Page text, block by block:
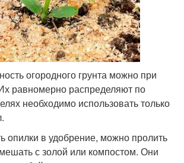
огородного грунта можно при
равномерно распределяют по
необходимо использовать только
опилки в удобрение, можно пролить
с золой или компостом. Они